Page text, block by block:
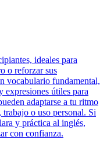
ideales para
o reforzar sus
vocabulario fundamental,
expresiones útiles para
adaptarse a tu ritmo
trabajo o uso personal. Si
y práctica al inglés,
con confianza.